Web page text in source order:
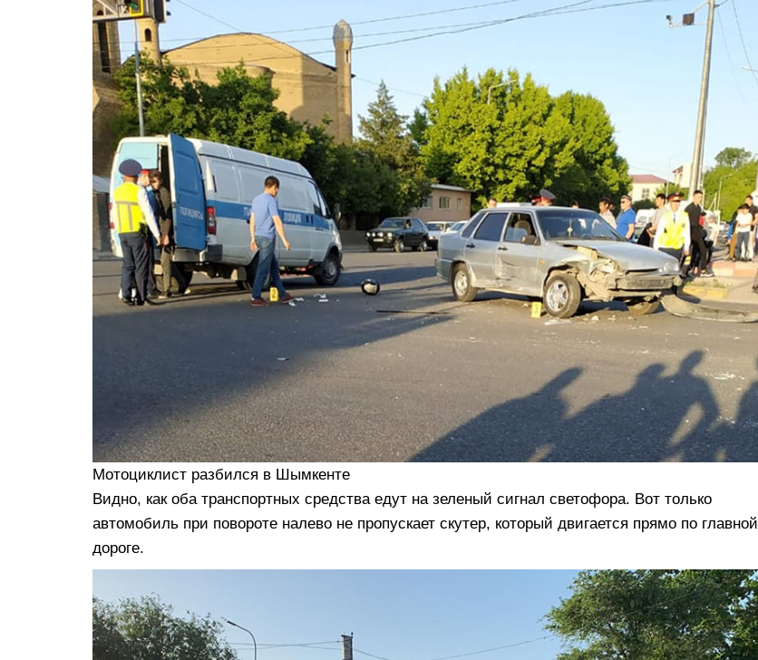
Мотоциклист разбился в Шымкенте
Видно, как оба транспортных средства едут на зеленый сигнал светофора. Вот только
автомобиль при повороте налево не пропускает скутер, который двигается прямо по главной
дороге.